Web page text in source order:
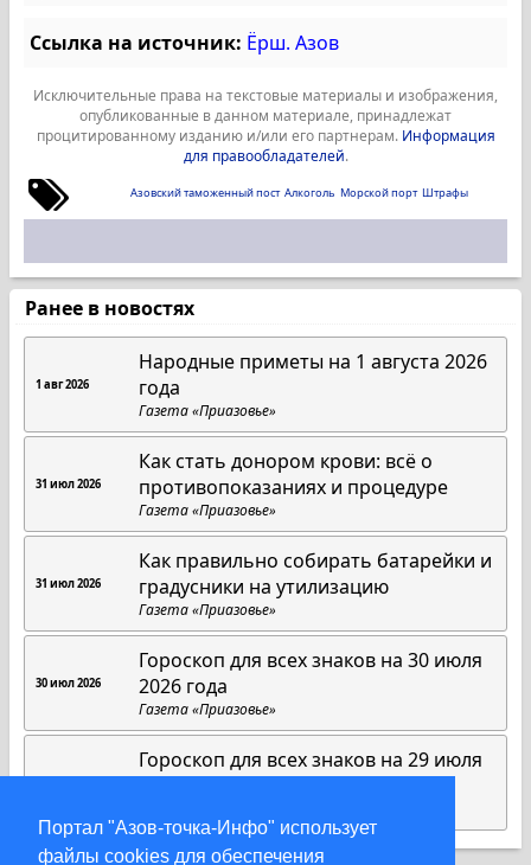
Портал "Азов-точка-Инфо" использует
файлы cookies для обеспечения
Ссылка на источник: Ёрш. Азов
Исключительные права на текстовые материалы и изображения,
опубликованные в данном материале, принадлежат
процитированному изданию и/или его партнерам. Информация
для правообладателей.
Азовский таможенный пост Алкоголь Морской порт Штрафы
Ранее в новостях
1 авг 2026
Народные приметы на 1 августа 2026
года
Газета «Приазовье»
31 июл 2026
Как стать донором крови: всё о
противопоказаниях и процедуре
Газета «Приазовье»
31 июл 2026
Как правильно собирать батарейки и
градусники на утилизацию
Газета «Приазовье»
30 июл 2026
Гороскоп для всех знаков на 30 июля
2026 года
Газета «Приазовье»
Гороскоп для всех знаков на 29 июля